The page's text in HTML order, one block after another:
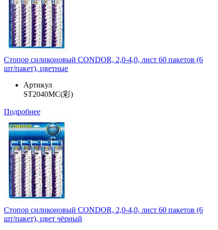
Стопор силиконовый CONDOR, 2,0-4,0, лист 60 пакетов (6
шт/пакет), цветные
Артикул
ST2040MC(彩)
Подробнее
Стопор силиконовый CONDOR, 2,0-4,0, лист 60 пакетов (6
шт/пакет), цвет чёрный